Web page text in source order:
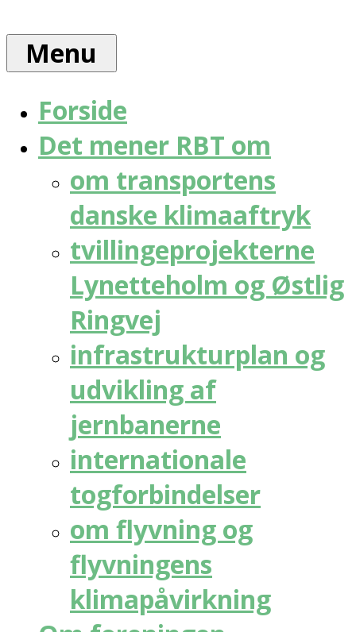
content
for
bæredygtig
trafik
Menu
Forside
Det mener RBT om
om transportens
danske klimaaftryk
tvillingeprojekterne
Lynetteholm og Østlig
Ringvej
infrastrukturplan og
udvikling af
jernbanerne
internationale
togforbindelser
om flyvning og
flyvningens
klimapåvirkning